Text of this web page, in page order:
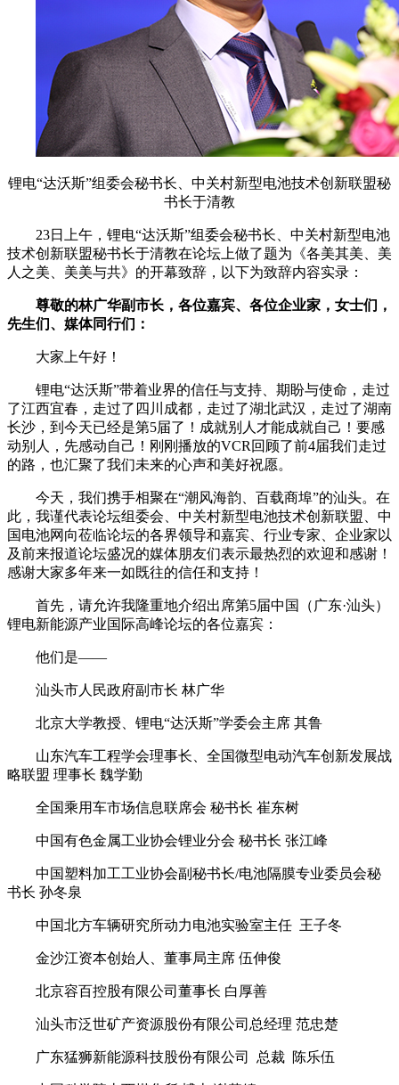
锂电“达沃斯”组委会秘书长、中关村新型电池技术创新联盟秘
书长于清教
23日上午，锂电“达沃斯”组委会秘书长、中关村新型电池
技术创新联盟秘书长于清教在论坛上做了题为《各美其美、美
人之美、美美与共》的开幕致辞，以下为致辞内容实录：
尊敬的林广华副市长，各位嘉宾、各位企业家，女士们，
先生们、媒体同行们：
大家上午好！
锂电“达沃斯”带着业界的信任与支持、期盼与使命，走过
了江西宜春，走过了四川成都，走过了湖北武汉，走过了湖南
长沙，到今天已经是第5届了！成就别人才能成就自己！要感
动别人，先感动自己！刚刚播放的VCR回顾了前4届我们走过
的路，也汇聚了我们未来的心声和美好祝愿。
今天，我们携手相聚在“潮风海韵、百载商埠”的汕头。在
此，我谨代表论坛组委会、中关村新型电池技术创新联盟、中
国电池网向莅临论坛的各界领导和嘉宾、行业专家、企业家以
及前来报道论坛盛况的媒体朋友们表示最热烈的欢迎和感谢！
感谢大家多年来一如既往的信任和支持！
首先，请允许我隆重地介绍出席第5届中国（广东·汕头）
锂电新能源产业国际高峰论坛的各位嘉宾：
他们是——
汕头市人民政府副市长 林广华
北京大学教授、锂电“达沃斯”学委会主席 其鲁
山东汽车工程学会理事长、全国微型电动汽车创新发展战
略联盟 理事长 魏学勤
全国乘用车市场信息联席会 秘书长 崔东树
中国有色金属工业协会锂业分会 秘书长 张江峰
中国塑料加工工业协会副秘书长/电池隔膜专业委员会秘
书长 孙冬泉
中国北方车辆研究所动力电池实验室主任 王子冬
金沙江资本创始人、董事局主席 伍伸俊
北京容百控股有限公司董事长 白厚善
汕头市泛世矿产资源股份有限公司总经理 范忠楚
广东猛狮新能源科技股份有限公司 总裁 陈乐伍